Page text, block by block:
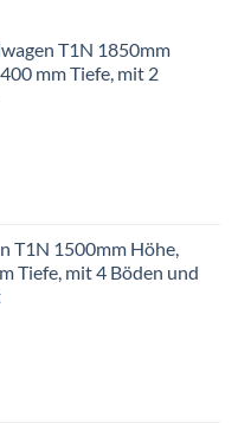
T1N 1850mm
mm Tiefe, mit 2
T1N 1500mm Höhe,
Tiefe, mit 4 Böden und